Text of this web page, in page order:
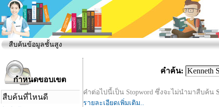
สืบค้นข้อมูลชั้นสูง
คำค้น:
คำต่อไปนี้เป็น Stopword ซึ่งจะไม่นำมาสืบค้น
รายละเอียดเพิ่มเติม..